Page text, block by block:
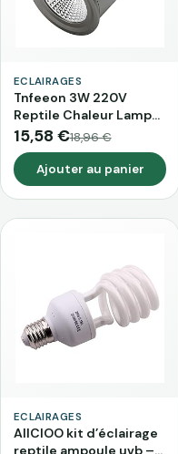
ECLAIRAGES
Tnfeeon 3W 220V
Reptile Chaleur Lampe
Ampoule UVA UVB LED
3 en 1 Remplacement
Reptile Basking
Ampoule pour Tortues
Lézards Cacatoès
Caméléon Serpent
15,58 €18,96 €
Ajouter au panier
ECLAIRAGES
AIICIOO kit d’éclairage